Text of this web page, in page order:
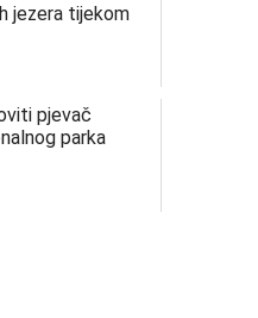
jezera tijekom
pjevač
parka